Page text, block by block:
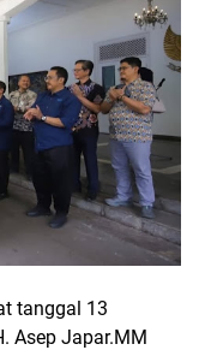
tanggal 13
Asep Japar.MM